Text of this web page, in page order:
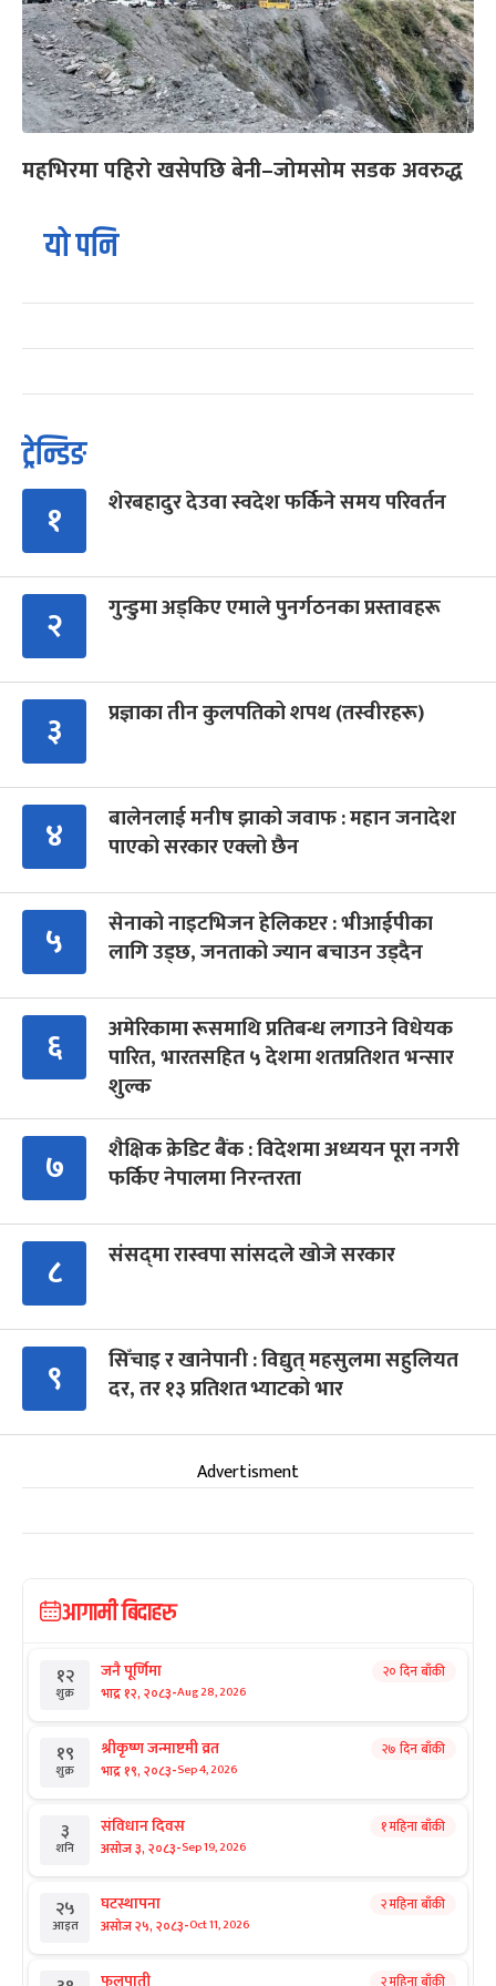
महभिरमा पहिरो खसेपछि बेनी–जोमसोम सडक अवरुद्ध
यो पनि
ट्रेन्डिङ
१ शेरबहादुर देउवा स्वदेश फर्किने समय परिवर्तन
२ गुन्डुमा अड्किए एमाले पुनर्गठनका प्रस्तावहरू
३ प्रज्ञाका तीन कुलपतिको शपथ (तस्वीरहरू)
४
बालेनलाई मनीष झाको जवाफ : महान जनादेश
पाएको सरकार एक्लो छैन
५
सेनाको नाइटभिजन हेलिकप्टर : भीआईपीका
लागि उड्छ, जनताको ज्यान बचाउन उड्दैन
६
अमेरिकामा रूसमाथि प्रतिबन्ध लगाउने विधेयक
पारित, भारतसहित ५ देशमा शतप्रतिशत भन्सार
शुल्क
७
शैक्षिक क्रेडिट बैंक : विदेशमा अध्ययन पूरा नगरी
फर्किए नेपालमा निरन्तरता
८ संसद्‍मा रास्वपा सांसदले खोजे सरकार
९
सिँचाइ र खानेपानी : विद्युत् महसुलमा सहुलियत
दर, तर १३ प्रतिशत भ्याटको भार
Advertisment
आगामी बिदाहरु
१२
शुक्र
जनै पूर्णिमा
भाद्र १२, २०८३-Aug 28, 2026
२० दिन बाँकी
१९
शुक्र
श्रीकृष्ण जन्माष्टमी व्रत
भाद्र १९, २०८३-Sep 4, 2026
२७ दिन बाँकी
३
शनि
संविधान दिवस
असोज ३, २०८३-Sep 19, 2026
१ महिना बाँकी
२५
आइत
घटस्थापना
असोज २५, २०८३-Oct 11, 2026
२ महिना बाँकी